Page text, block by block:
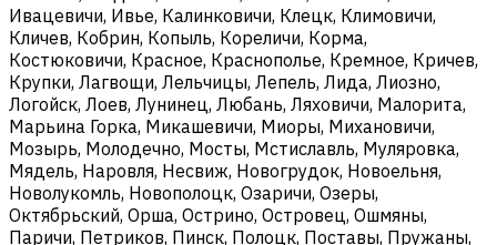
Ивацевичи, Ивье, Калинковичи, Клецк, Климовичи,
Кличев, Кобрин, Копыль, Кореличи, Корма,
Костюковичи, Красное, Краснополье, Кремное, Кричев,
Крупки, Лагвощи, Лельчицы, Лепель, Лида, Лиозно,
Логойск, Лоев, Лунинец, Любань, Ляховичи, Малорита,
Марьина Горка, Микашевичи, Миоры, Михановичи,
Мозырь, Молодечно, Мосты, Мстиславль, Муляровка,
Мядель, Наровля, Несвиж, Новогрудок, Новоельня,
Новолукомль, Новополоцк, Озаричи, Озеры,
Октябрьский, Орша, Острино, Островец, Ошмяны,
Паричи, Петриков, Пинск, Полоцк, Поставы, Пружаны,